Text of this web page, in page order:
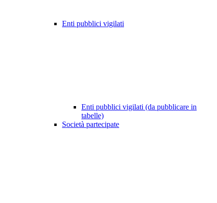
Enti pubblici vigilati
Enti pubblici vigilati (da pubblicare in
tabelle)
Società partecipate